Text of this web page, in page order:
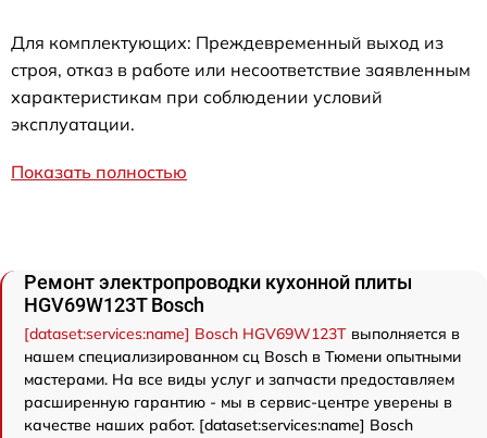
Для комплектующих: Преждевременный выход из
строя, отказ в работе или несоответствие заявленным
характеристикам при соблюдении условий
эксплуатации.
Показать полностью
Ремонт электропроводки кухонной плиты
HGV69W123T Bosch
[dataset:services:name] Bosch HGV69W123T выполняется в
нашем специализированном сц Bosch в Тюмени опытными
мастерами. На все виды услуг и запчасти предоставляем
расширенную гарантию - мы в сервис-центре уверены в
качестве наших работ. [dataset:services:name] Bosch